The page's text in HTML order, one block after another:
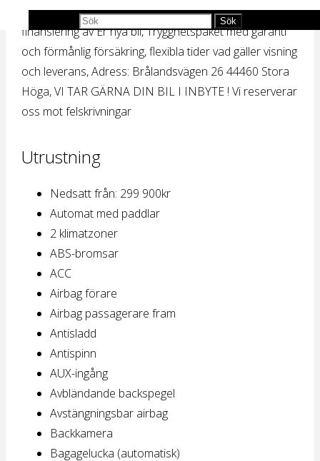
Sök
Nordic Bil och vi tillhandahåller tjänster som
finansiering av Er nya bil, Trygghetspaket med garanti
och förmånlig försäkring, flexibla tider vad gäller visning
och leverans, Adress: Brålandsvägen 26 44460 Stora
Höga, VI TAR GÄRNA DIN BIL I INBYTE ! Vi reserverar
oss mot felskrivningar
Utrustning
Nedsatt från: 299 900kr
Automat med paddlar
2 klimatzoner
ABS-bromsar
ACC
Airbag förare
Airbag passagerare fram
Antisladd
Antispinn
AUX-ingång
Avbländande backspegel
Avstängningsbar airbag
Backkamera
Bagagelucka (automatisk)